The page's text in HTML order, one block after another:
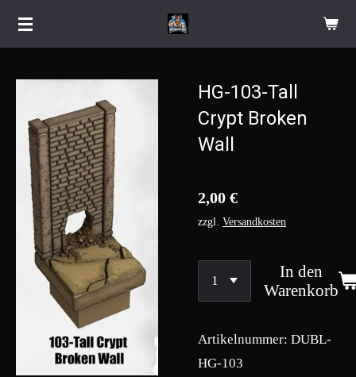
Zum
HG-103-Tall
Crypt Broken
Wall
2,00 €
zzgl. Versandkosten
In den
Warenkorb
Artikelnummer: DUBL-
HG-103